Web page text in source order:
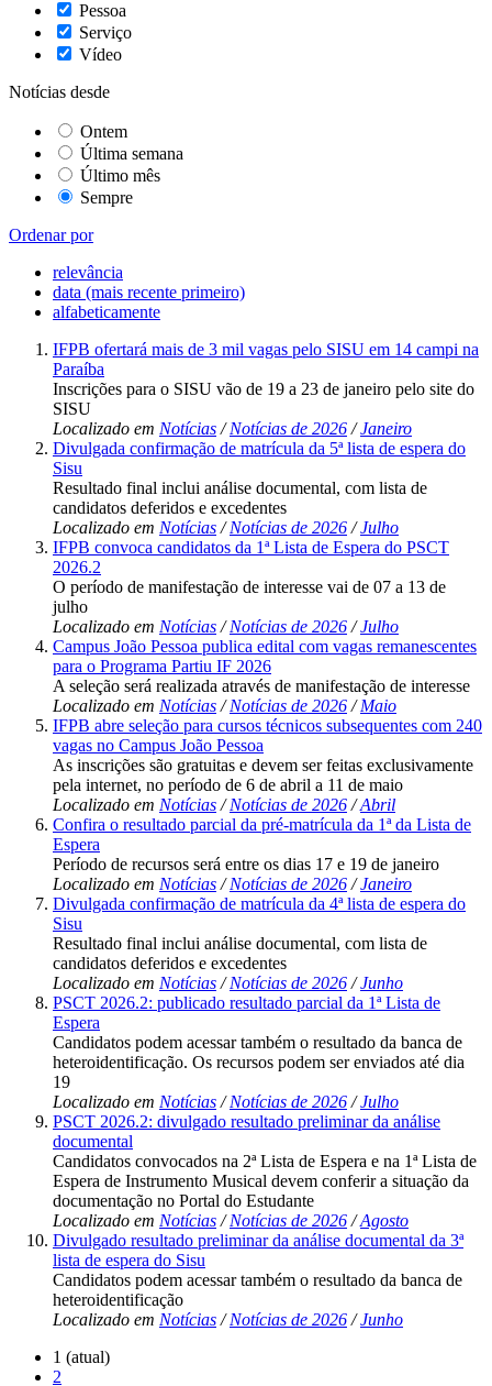
Pessoa
Serviço
Vídeo
Notícias desde
Ontem
Última semana
Último mês
Sempre
Ordenar por
relevância
data (mais recente primeiro)
alfabeticamente
IFPB ofertará mais de 3 mil vagas pelo SISU em 14 campi na
Paraíba
Inscrições para o SISU vão de 19 a 23 de janeiro pelo site do
SISU
Localizado em Notícias /Notícias de 2026 /Janeiro
Divulgada confirmação de matrícula da 5ª lista de espera do
Sisu
Resultado final inclui análise documental, com lista de
candidatos deferidos e excedentes
Localizado em Notícias /Notícias de 2026 /Julho
IFPB convoca candidatos da 1ª Lista de Espera do PSCT
2026.2
O período de manifestação de interesse vai de 07 a 13 de
julho
Localizado em Notícias /Notícias de 2026 /Julho
Campus João Pessoa publica edital com vagas remanescentes
para o Programa Partiu IF 2026
A seleção será realizada através de manifestação de interesse
Localizado em Notícias /Notícias de 2026 /Maio
IFPB abre seleção para cursos técnicos subsequentes com 240
vagas no Campus João Pessoa
As inscrições são gratuitas e devem ser feitas exclusivamente
pela internet, no período de 6 de abril a 11 de maio
Localizado em Notícias /Notícias de 2026 /Abril
Confira o resultado parcial da pré-matrícula da 1ª da Lista de
Espera
Período de recursos será entre os dias 17 e 19 de janeiro
Localizado em Notícias /Notícias de 2026 /Janeiro
Divulgada confirmação de matrícula da 4ª lista de espera do
Sisu
Resultado final inclui análise documental, com lista de
candidatos deferidos e excedentes
Localizado em Notícias /Notícias de 2026 /Junho
PSCT 2026.2: publicado resultado parcial da 1ª Lista de
Espera
Candidatos podem acessar também o resultado da banca de
heteroidentificação. Os recursos podem ser enviados até dia
19
Localizado em Notícias /Notícias de 2026 /Julho
PSCT 2026.2: divulgado resultado preliminar da análise
documental
Candidatos convocados na 2ª Lista de Espera e na 1ª Lista de
Espera de Instrumento Musical devem conferir a situação da
documentação no Portal do Estudante
Localizado em Notícias /Notícias de 2026 /Agosto
Divulgado resultado preliminar da análise documental da 3ª
lista de espera do Sisu
Candidatos podem acessar também o resultado da banca de
heteroidentificação
Localizado em Notícias /Notícias de 2026 /Junho
1 (atual)
2